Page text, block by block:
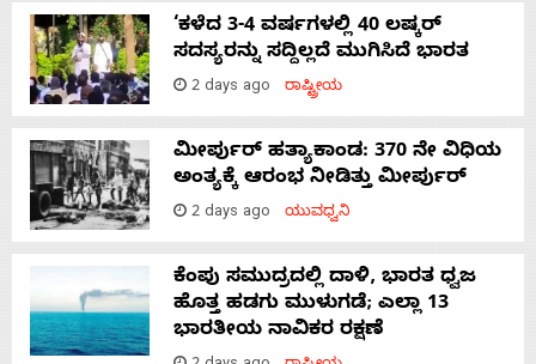
‘ಕಳೆದ 3-4 ವರ್ಷಗಳಲ್ಲಿ 40 ಲಷ್ಕರ್
ಸದಸ್ಯರನ್ನು ಸದ್ದಿಲ್ಲದೆ ಮುಗಿಸಿದೆ ಭಾರತ
2 days ago ರಾಷ್ಟ್ರೀಯ
ಮೀರ್ಪುರ್ ಹತ್ಯಾಕಾಂಡ: 370 ನೇ ವಿಧಿಯ
ಅಂತ್ಯಕ್ಕೆ ಆರಂಭ ನೀಡಿತ್ತು ಮೀರ್ಪುರ್
2 days ago ಯುವಧ್ವನಿ
ಕೆಂಪು ಸಮುದ್ರದಲ್ಲಿ ದಾಳಿ, ಭಾರತ ಧ್ವಜ
ಹೊತ್ತ ಹಡಗು ಮುಳುಗಡೆ; ಎಲ್ಲಾ 13
ಭಾರತೀಯ ನಾವಿಕರ ರಕ್ಷಣೆ